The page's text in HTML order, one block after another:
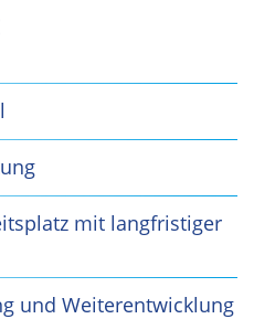
mit langfristiger
und Weiterentwicklung